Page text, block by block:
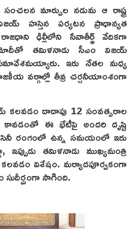
మార్పుల నడుమ ఆ రాష్ట్ర
హస్తిన పర్యటన ప్రాధాన్యత
రాజధాని ఢిల్లీలోని సేవాతీర్థ్‌ వేదికగా
మోదీతో తమిళనాడు సీఎం విజయ్
ఇరు నేతల మధ్య
వర్గాల్లో తీవ్ర చర్చనీయాంశంగా
కలవడం దాదాపు 12 సంవత్సరాల
ఈ భేటీపై అందరి దృష్టి
రంగంలో ఉన్న సమయంలో ఇరు
తమిళనాడు ముఖ్యమంత్రి
విశేషం. మర్యాదపూర్వకంగా
సాగింది.